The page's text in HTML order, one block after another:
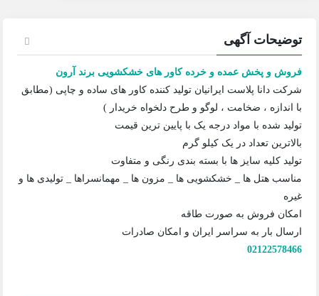
توضیحات آگهی
فروش و پخش عمده و خرده کاور های خشکشویی برند آرون
شرکت دانا پلاست ایرانیان تولید کننده کاور های ساده و چاپی (مطابق
با اندازه ، ضخامت ، لوگو و طرح دلخواه خریدار )
تولید شده با مواد درجه یک با پایین ترین قیمت
بالاترین تعداد در یک کیلو گرم
تولید کلیه سایز ها با بسته بندی رنگی و متفاوت
مناسب هتل ها _ خشکشویی ها _ مزون ها _ مهمانسراها _ تولیدی ها و
غیره
امکان فروش به صورت طاقه
ارسال بار به سراسر ایران و امکان صادرات
02122578466